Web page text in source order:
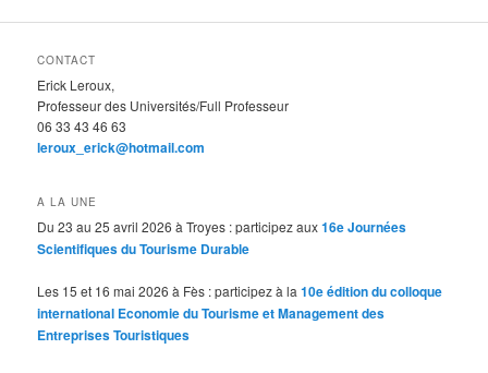
CONTACT
Erick Leroux,
Professeur des Universités/Full Professeur
06 33 43 46 63
leroux_erick@hotmail.com
A LA UNE
Du 23 au 25 avril 2026 à Troyes : participez aux16e Journées
Scientifiques du Tourisme Durable
Les 15 et 16 mai 2026 à Fès : participez à la10e édition du colloque
international Economie du Tourisme et Management des
Entreprises Touristiques